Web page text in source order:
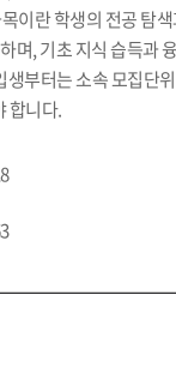
이란 학생의 전공 탐
며, 기초 지식 습득과
생부터는 소속 모집단
합니다.